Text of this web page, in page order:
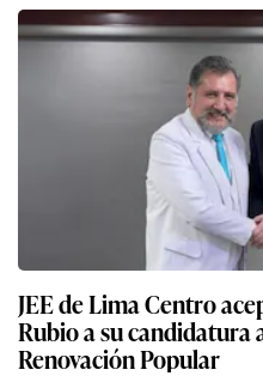
JEE de Lima Centro
Rubio a su candidatura
Renovación Popular